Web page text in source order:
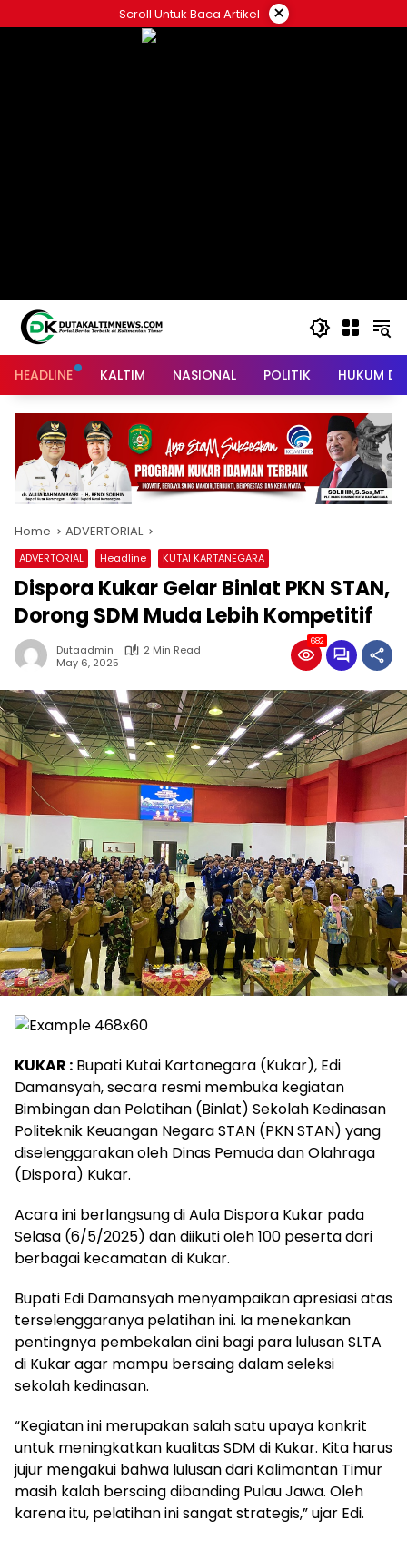
to
Scroll Untuk Baca Artikel ×
HEADLINE KALTIM NASIONAL POLITIK HUKUM
Home ADVERTORIAL
ADVERTORIAL Headline KUTAI KARTANEGARA
Dispora Kukar Gelar Binlat PKN STAN,
Dorong SDM Muda Lebih Kompetitif
Dutaadmin
2 Min Read
May 6, 2025
682
KUKAR : Bupati Kutai Kartanegara (Kukar), Edi
Damansyah, secara resmi membuka kegiatan
Bimbingan dan Pelatihan (Binlat) Sekolah Kedinasan
Politeknik Keuangan Negara STAN (PKN STAN) yang
diselenggarakan oleh Dinas Pemuda dan Olahraga
(Dispora) Kukar.
Acara ini berlangsung di Aula Dispora Kukar pada
Selasa (6/5/2025) dan diikuti oleh 100 peserta dari
berbagai kecamatan di Kukar.
Bupati Edi Damansyah menyampaikan apresiasi atas
terselenggaranya pelatihan ini. Ia menekankan
pentingnya pembekalan dini bagi para lulusan SLTA
di Kukar agar mampu bersaing dalam seleksi
sekolah kedinasan.
“Kegiatan ini merupakan salah satu upaya konkrit
untuk meningkatkan kualitas SDM di Kukar. Kita harus
jujur mengakui bahwa lulusan dari Kalimantan Timur
masih kalah bersaing dibanding Pulau Jawa. Oleh
karena itu, pelatihan ini sangat strategis,” ujar Edi.